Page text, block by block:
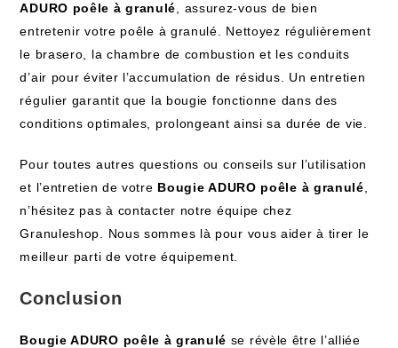
ADURO poêle à granulé , assurez-vous de bien
entretenir votre poêle à granulé. Nettoyez régulièrement
le brasero, la chambre de combustion et les conduits
d’air pour éviter l’accumulation de résidus. Un entretien
régulier garantit que la bougie fonctionne dans des
conditions optimales, prolongeant ainsi sa durée de vie.
Pour toutes autres questions ou conseils sur l’utilisation
et l’entretien de votre Bougie ADURO poêle à granulé
n’hésitez pas à contacter notre équipe chez
Granuleshop. Nous sommes là pour vous aider à tirer le
meilleur parti de votre équipement.
Conclusion
Bougie ADURO poêle à granulé se révèle être l’alliée